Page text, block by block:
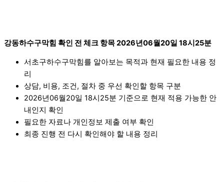
강동하수구막힘 확인 전 체크 항목 2026년06월20일 18시25분
서초구하수구막힘를 알아보는 목적과 현재 필요한 내용 정
리
상담, 비용, 조건, 절차 중 우선 확인할 항목 구분
2026년06월20일 18시25분 기준으로 현재 적용 가능한 안
내인지 확인
필요한 자료나 개인정보 제출 여부 확인
최종 진행 전 다시 확인해야 할 내용 정리